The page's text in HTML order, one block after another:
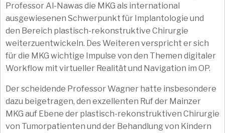
Professor Al-Nawas die MKG als international
ausgewiesenen Schwerpunkt für Implantologie und
den Bereich plastisch-rekonstruktive Chirurgie
weiterzuentwickeln. Des Weiteren verspricht er sich
für die MKG wichtige Impulse von den Themen digitaler
Workflow mit virtueller Realität und Navigation im OP.
Der scheidende Professor Wagner hatte insbesondere
dazu beigetragen, den exzellenten Ruf der Mainzer
MKG auf Ebene der plastisch-rekonstruktiven Chirurgie
von Tumorpatienten und der Behandlung von Kindern